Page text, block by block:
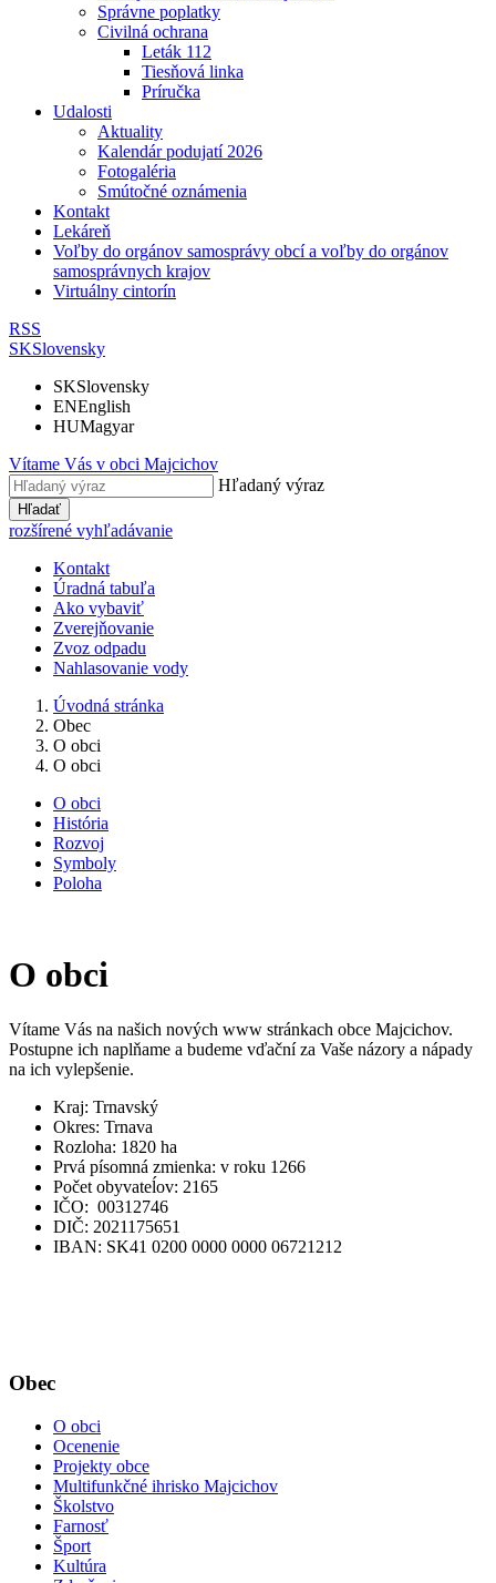
Správne poplatky
Civilná ochrana
Leták 112
Tiesňová linka
Príručka
Udalosti
Aktuality
Kalendár podujatí 2026
Fotogaléria
Smútočné oznámenia
Kontakt
Lekáreň
Voľby do orgánov samosprávy obcí a voľby do orgánov
samosprávnych krajov
Virtuálny cintorín
RSS
SKSlovensky
SKSlovensky
ENEnglish
HUMagyar
Vítame Vás v obci Majcichov
Hľadaný výraz
Hľadať
rozšírené vyhľadávanie
Kontakt
Úradná tabuľa
Ako vybaviť
Zverejňovanie
Zvoz odpadu
Nahlasovanie vody
Úvodná stránka
Obec
O obci
O obci
O obci
História
Rozvoj
Symboly
Poloha
O obci
Vítame Vás na našich nových www stránkach obce Majcichov.
Postupne ich naplňame a budeme vďační za Vaše názory a nápady
na ich vylepšenie.
Kraj: Trnavský
Okres: Trnava
Rozloha: 1820 ha
Prvá písomná zmienka: v roku 1266
Počet obyvateĺov: 2165
IČO: 00312746
DIČ: 2021175651
IBAN: SK41 0200 0000 0000 06721212
Obec
O obci
Ocenenie
Projekty obce
Multifunkčné ihrisko Majcichov
Školstvo
Farnosť
Šport
Kultúra